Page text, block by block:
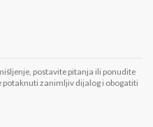
postavite pitanja ili ponudite
potaknuti zanimljiv dijalog i obogatiti